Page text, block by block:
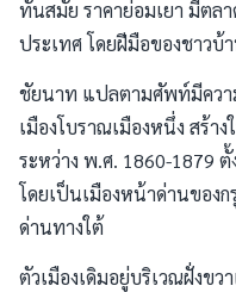
ทันสมัย ราคาย่อมเยา มีตล
ประเทศ โดยฝีมือของชาวบ้
ชัยนาท แปลตามศัพท์มีควา
เมืองโบราณเมืองหนึ่ง สร้า
ระหว่าง พ.ศ. 1860-1879
โดยเป็นเมืองหน้าด่านของ
ด่านทางใต้
ตัวเมืองเดิมอยู่บริเวณฝั่งข